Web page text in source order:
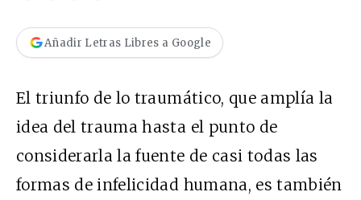
Añadir Letras Libres a Google
El triunfo de lo traumático, que amplía la
idea del trauma hasta el punto de
considerarla la fuente de casi todas las
formas de infelicidad humana, es también